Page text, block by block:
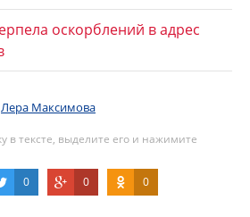
оскорблений в адрес
Лера Максимова
в тексте, выделите его и нажимите
0 0 0